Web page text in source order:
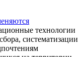
технологии
систематизации